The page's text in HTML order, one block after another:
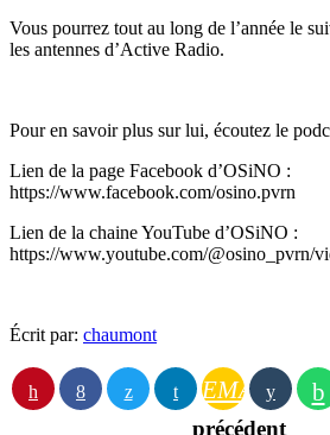
Vous pourrez tout au long de l’année le
les antennes d’Active Radio.
Pour en savoir plus sur lui, écoutez le
Lien de la page Facebook d’OSiNO :
https://www.facebook.com/osino.pvrn
Lien de la chaine YouTube d’OSiNO :
https://www.youtube.com/@osino_pvrn/
Écrit par: chaumont
EMAIL
précédent